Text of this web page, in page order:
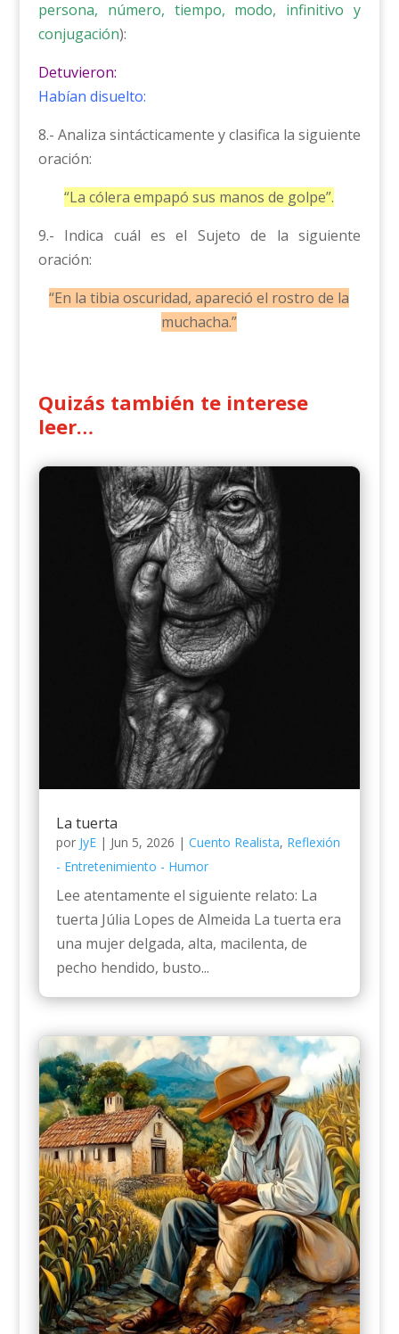
persona, número, tiempo, modo, infinitivo y
conjugación):
Detuvieron:
Habían disuelto:
8.- Analiza sintácticamente y clasifica la siguiente
oración:
“La cólera empapó sus manos de golpe”.
9.- Indica cuál es el Sujeto de la siguiente
oración:
“En la tibia oscuridad, apareció el rostro de la
muchacha.”
Quizás también te interese
leer…
La tuerta
por JyE| Jun 5, 2026 | Cuento Realista, Reflexión
- Entretenimiento - Humor
Lee atentamente el siguiente relato: La
tuerta Júlia Lopes de Almeida La tuerta era
una mujer delgada, alta, macilenta, de
pecho hendido, busto...